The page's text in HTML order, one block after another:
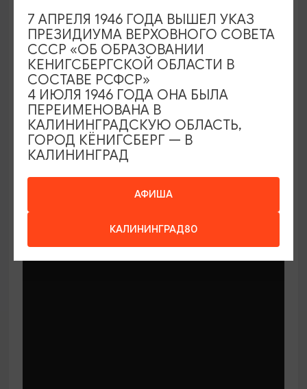
МАСТЕР-КЛАССЫ
Мастер-классы по керамике Елены
Бодяковой
Калининград, ул. Баранова, 45
АФИША
КАЛИНИНГРАД80
7 АПРЕЛЯ 1946 ГОДА ВЫШЕЛ УКАЗ
ПРЕЗИДИУМА ВЕРХОВНОГО СОВЕТА
СССР «ОБ ОБРАЗОВАНИИ
КЕНИГСБЕРГСКОЙ ОБЛАСТИ В
СОСТАВЕ РСФСР»
4 ИЮЛЯ 1946 ГОДА ОНА БЫЛА
ПЕРЕИМЕНОВАНА В
КАЛИНИНГРАДСКУЮ ОБЛАСТЬ,
ГОРОД КЁНИГСБЕРГ — В
КАЛИНИНГРАД